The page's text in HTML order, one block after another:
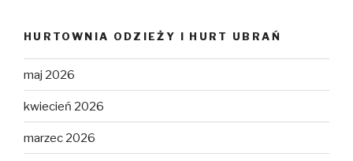
HURTOWNIA ODZIEŻY I HURT UBRAŃ
maj 2026
kwiecień 2026
marzec 2026